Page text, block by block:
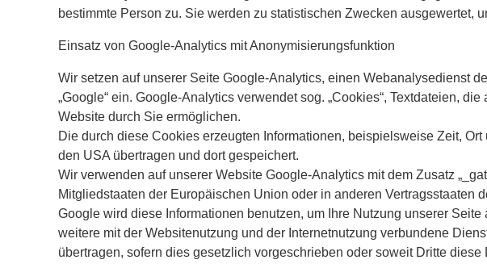
bestimmte Person zu. Sie werden zu statistischen Zwecken ausgewertet,
Einsatz von Google-Analytics mit Anonymisierungsfunktion
Wir setzen auf unserer Seite Google-Analytics, einen Webanalysedienst
„Google“ ein. Google-Analytics verwendet sog. „Cookies“, Textdateien,
Website durch Sie ermöglichen.
Die durch diese Cookies erzeugten Informationen, beispielsweise Zeit,
den USA übertragen und dort gespeichert.
Wir verwenden auf unserer Website Google-Analytics mit dem Zusatz
Mitgliedstaaten der Europäischen Union oder in anderen Vertragsstaaten
Google wird diese Informationen benutzen, um Ihre Nutzung unserer
weitere mit der Websitenutzung und der Internetnutzung verbundene
übertragen, sofern dies gesetzlich vorgeschrieben oder soweit Dritte